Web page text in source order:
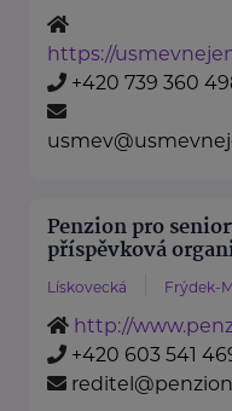
https://
+420 739 360
Penzion pro
příspěvková
Lískovecká Frýdek-
http://
+420 603 541